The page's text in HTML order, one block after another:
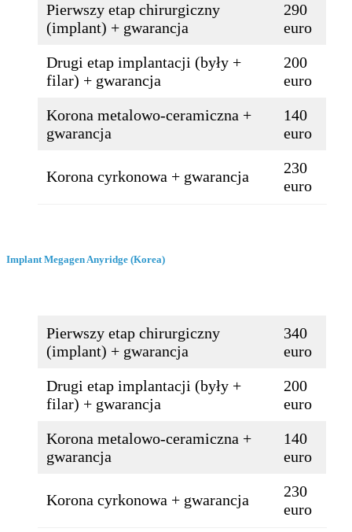
Pierwszy etap chirurgiczny
(implant) + gwarancja
290
euro
Drugi etap implantacji (były +
filar) + gwarancja
200
euro
Korona metalowo-ceramiczna +
gwarancja
140
euro
Korona cyrkonowa + gwarancja
230
euro
Implant Megagen Anyridge (Korea)
Pierwszy etap chirurgiczny
(implant) + gwarancja
340
euro
Drugi etap implantacji (były +
filar) + gwarancja
200
euro
Korona metalowo-ceramiczna +
gwarancja
140
euro
Korona cyrkonowa + gwarancja
230
euro